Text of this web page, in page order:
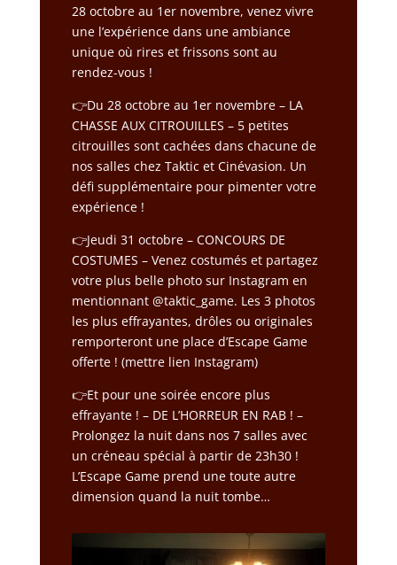
28 octobre au 1er novembre, venez vivre
une l’expérience dans une ambiance
unique où rires et frissons sont au
rendez-vous !
👉Du 28 octobre au 1er novembre – LA
CHASSE AUX CITROUILLES – 5 petites
citrouilles sont cachées dans chacune de
nos salles chez Taktic et Cinévasion. Un
défi supplémentaire pour pimenter votre
expérience !
👉Jeudi 31 octobre – CONCOURS DE
COSTUMES – Venez costumés et partagez
votre plus belle photo sur Instagram en
mentionnant @taktic_game. Les 3 photos
les plus effrayantes, drôles ou originales
remporteront une place d’Escape Game
offerte ! (mettre lien Instagram)
👉Et pour une soirée encore plus
effrayante ! –DE L’HORREUR EN RAB ! –
Prolongez la nuit dans nos 7 salles avec
un créneau spécial à partir de 23h30 !
L’Escape Game prend une toute autre
dimension quand la nuit tombe…